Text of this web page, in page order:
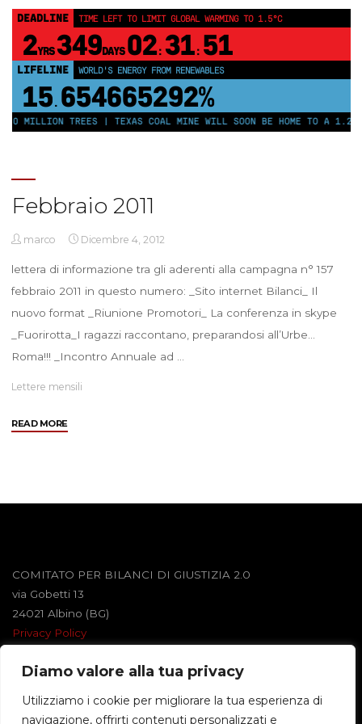
Diamo valore alla tua privacy
Utilizziamo i cookie per migliorare la tua esperienza di
navigazione, offrirti contenuti personalizzati e
DEADLINE TIME LEFT TO LIMIT GLOBAL WARMING TO 1.5°C
2YRS 349DAYS 02: 31: 51
LIFELINE WORLD'S ENERGY FROM RENEWABLES
15. 654665292%
MILLION TREES | TEXAS COAL MINE WILL SOON BE HOME TO A
Febbraio 2011
marco Dicembre 4, 2012
lettera di informazione tra gli aderenti alla campagna n° 157
febbraio 2011 in questo numero: _Sito internet Bilanci_ Il
nuovo format _Riunione Promotori_ La conferenza in skype
_Fuorirotta_I ragazzi raccontano, preparandosi all’Urbe…
Roma!!! _Incontro Annuale ad …
Lettere mensili
READ MORE"Febbraio
COMITATO PER BILANCI DI GIUSTIZIA 2.0
via Gobetti 13
24021 Albino (BG)
Privacy Policy